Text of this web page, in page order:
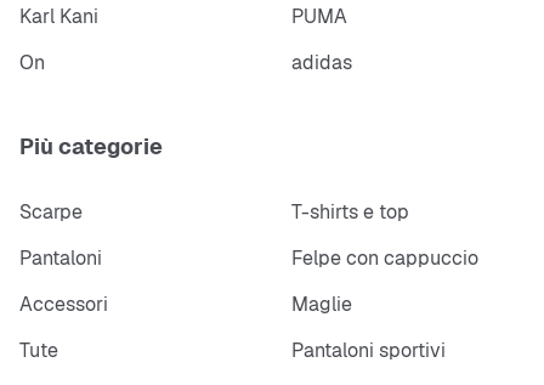
Karl Kani
PUMA
On
adidas
Più categorie
Scarpe
T-shirts e top
Pantaloni
Felpe con cappuccio
Accessori
Maglie
Tute
Pantaloni sportivi